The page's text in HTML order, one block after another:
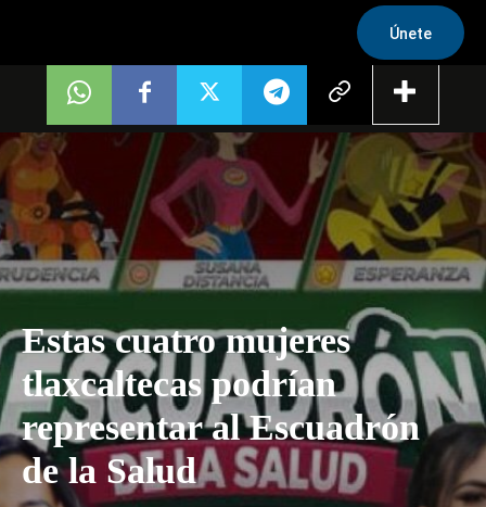
Únete
Estas cuatro mujeres
tlaxcaltecas podrían
representar al Escuadrón
de la Salud